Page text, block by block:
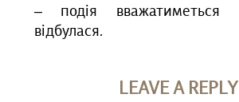
– подія
відбулася.
LEAVE A REPLY